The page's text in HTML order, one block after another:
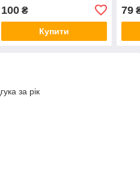
100₴
Купити
79
за рік